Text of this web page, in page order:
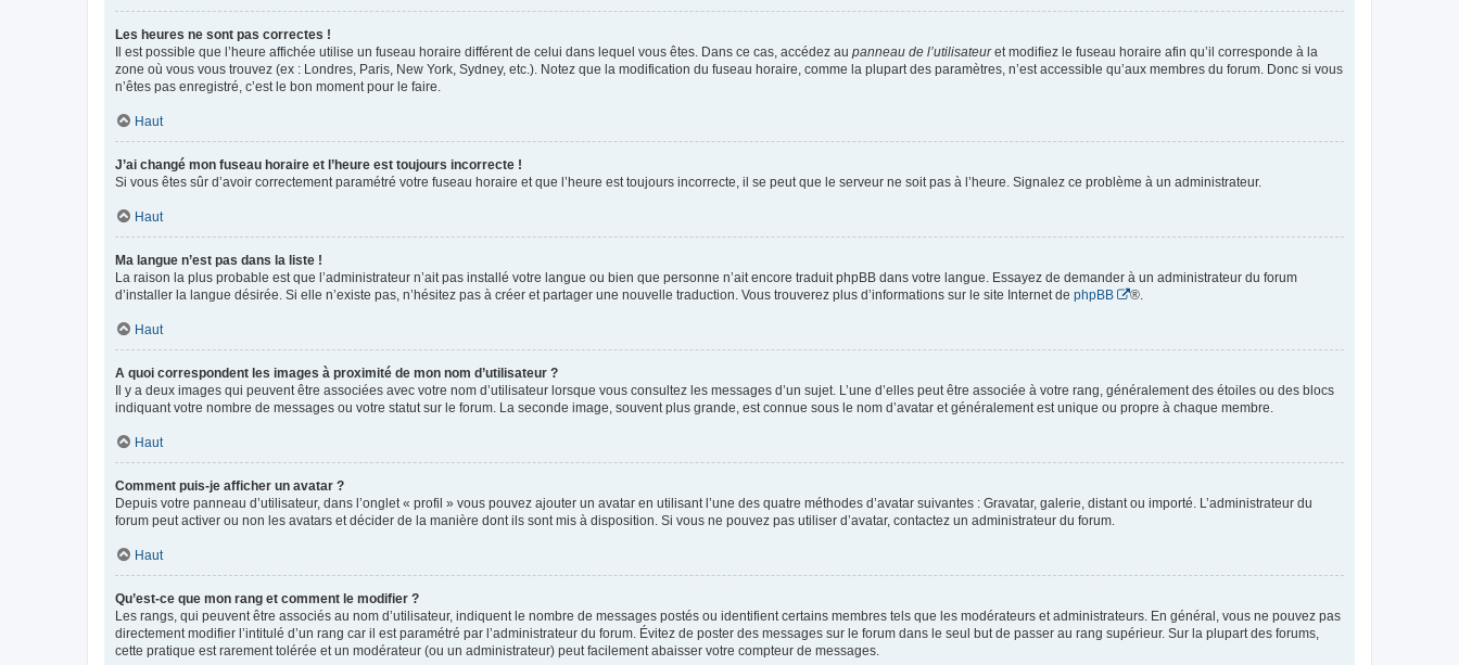
Les heures ne sont pas correctes !
Il est possible que l’heure affichée utilise un fuseau horaire différent de celui dans lequel vous êtes. Dans ce cas, accédez au panneau de l’utilisateuret modifiez le fuseau horaire afin qu’il corresponde à la
zone où vous vous trouvez (ex : Londres, Paris, New York, Sydney, etc.). Notez que la modification du fuseau horaire, comme la plupart des paramètres, n’est accessible qu’aux membres du forum. Donc si vous
n’êtes pas enregistré, c’est le bon moment pour le faire.
Haut
J’ai changé mon fuseau horaire et l’heure est toujours incorrecte !
Si vous êtes sûr d’avoir correctement paramétré votre fuseau horaire et que l’heure est toujours incorrecte, il se peut que le serveur ne soit pas à l’heure. Signalez ce problème à un administrateur.
Haut
Ma langue n’est pas dans la liste !
La raison la plus probable est que l’administrateur n’ait pas installé votre langue ou bien que personne n’ait encore traduit phpBB dans votre langue. Essayez de demander à un administrateur du forum
d’installer la langue désirée. Si elle n’existe pas, n’hésitez pas à créer et partager une nouvelle traduction. Vous trouverez plus d’informations sur le site Internet de phpBB ®.
Haut
A quoi correspondent les images à proximité de mon nom d’utilisateur ?
Il y a deux images qui peuvent être associées avec votre nom d’utilisateur lorsque vous consultez les messages d’un sujet. L’une d’elles peut être associée à votre rang, généralement des étoiles ou des blocs
indiquant votre nombre de messages ou votre statut sur le forum. La seconde image, souvent plus grande, est connue sous le nom d’avatar et généralement est unique ou propre à chaque membre.
Haut
Comment puis-je afficher un avatar ?
Depuis votre panneau d’utilisateur, dans l’onglet « profil » vous pouvez ajouter un avatar en utilisant l’une des quatre méthodes d’avatar suivantes : Gravatar, galerie, distant ou importé. L’administrateur du
forum peut activer ou non les avatars et décider de la manière dont ils sont mis à disposition. Si vous ne pouvez pas utiliser d’avatar, contactez un administrateur du forum.
Haut
Qu’est-ce que mon rang et comment le modifier ?
Les rangs, qui peuvent être associés au nom d’utilisateur, indiquent le nombre de messages postés ou identifient certains membres tels que les modérateurs et administrateurs. En général, vous ne pouvez pas
directement modifier l’intitulé d’un rang car il est paramétré par l’administrateur du forum. Évitez de poster des messages sur le forum dans le seul but de passer au rang supérieur. Sur la plupart des forums,
cette pratique est rarement tolérée et un modérateur (ou un administrateur) peut facilement abaisser votre compteur de messages.